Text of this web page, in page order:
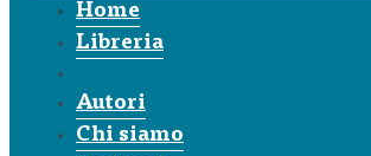
Home
Libreria
Autori
Chi siamo